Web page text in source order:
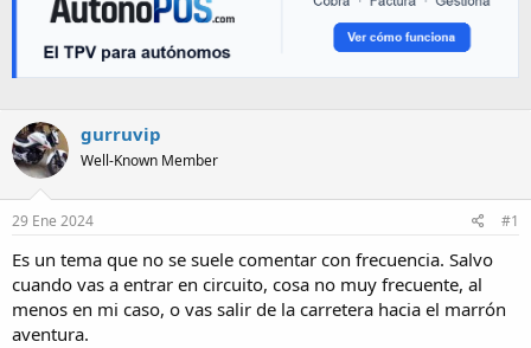
gurruvip
Well-Known Member
29 Ene 2024 #1
Es un tema que no se suele comentar con frecuencia. Salvo
cuando vas a entrar en circuito, cosa no muy frecuente, al
menos en mi caso, o vas salir de la carretera hacia el marrón
aventura.